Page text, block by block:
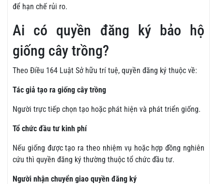
để hạn chế rủi ro.
Ai có quyền đăng ký bảo hộ
giống cây trồng?
Theo Điều 164 Luật Sở hữu trí tuệ, quyền đăng ký thuộc về:
Tác giả tạo ra giống cây trồng
Người trực tiếp chọn tạo hoặc phát hiện và phát triển giống.
Tổ chức đầu tư kinh phí
Nếu giống được tạo ra theo nhiệm vụ hoặc hợp đồng nghiên
cứu thì quyền đăng ký thường thuộc tổ chức đầu tư.
Người nhận chuyển giao quyền đăng ký